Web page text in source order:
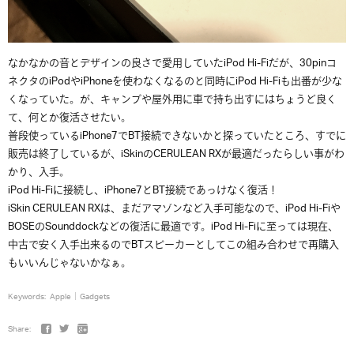
なかなかの音とデザインの良さで愛用していたiPod Hi-Fiだが、30pinコ
ネクタのiPodやiPhoneを使わなくなるのと同時にiPod Hi-Fiも出番が少な
くなっていた。が、キャンプや屋外用に車で持ち出すにはちょうど良く
て、何とか復活させたい。
普段使っているiPhone7でBT接続できないかと探っていたところ、すでに
販売は終了しているが、iSkinのCERULEAN RXが最適だったらしい事がわ
かり、入手。
iPod Hi-Fiに接続し、iPhone7とBT接続であっけなく復活！
iSkin CERULEAN RXは、まだアマゾンなど入手可能なので、iPod Hi-Fiや
BOSEのSounddockなどの復活に最適です。iPod Hi-Fiに至っては現在、
中古で安く入手出来るのでBTスピーカーとしてこの組み合わせで再購入
もいいんじゃないかなぁ。
Keywords: Apple Gadgets
Share: